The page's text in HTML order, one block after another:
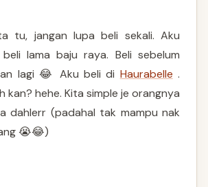
tu, jangan lupa beli sekali. Aku
lama baju raya. Beli sebelum
lagi 😂 Aku beli di Haurabelle .
kan? hehe. Kita simple je orangnya
dahlerr (padahal tak mampu nak
😭😂)